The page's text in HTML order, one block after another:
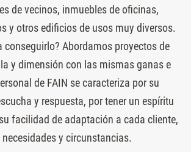
de vecinos, inmuebles de oficinas,
y otros edificios de usos muy diversos.
conseguirlo? Abordamos proyectos de
y dimensión con las mismas ganas e
de FAIN se caracteriza por su
y respuesta, por tener un espíritu
facilidad de adaptación a cada cliente,
necesidades y circunstancias.